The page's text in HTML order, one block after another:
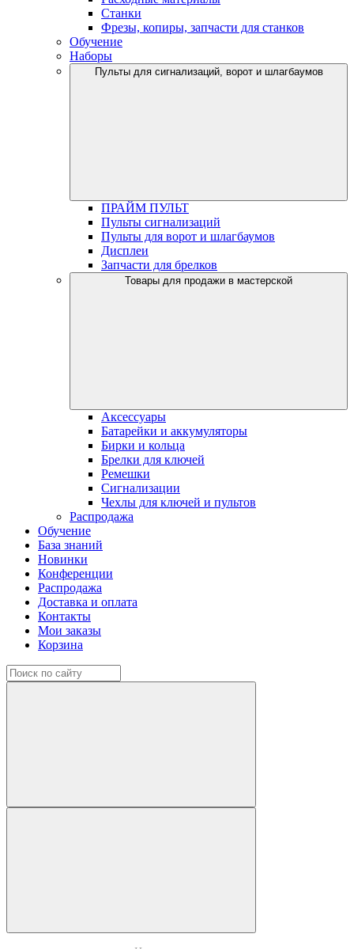
Станки
Фрезы, копиры, запчасти для станков
Обучение
Наборы
Пульты для сигнализаций, ворот и шлагбаумов
ПРАЙМ ПУЛЬТ
Пульты сигнализаций
Пульты для ворот и шлагбаумов
Дисплеи
Запчасти для брелков
Товары для продажи в мастерской
Аксессуары
Батарейки и аккумуляторы
Бирки и кольца
Брелки для ключей
Ремешки
Сигнализации
Чехлы для ключей и пультов
Распродажа
Обучение
База знаний
Новинки
Конференции
Распродажа
Доставка и оплата
Контакты
Мои заказы
Корзина